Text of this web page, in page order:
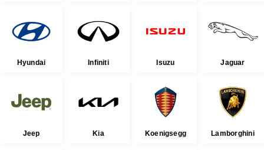
Hyundai Infiniti Isuzu Jaguar
Jeep Kia Koenigsegg Lamborghini